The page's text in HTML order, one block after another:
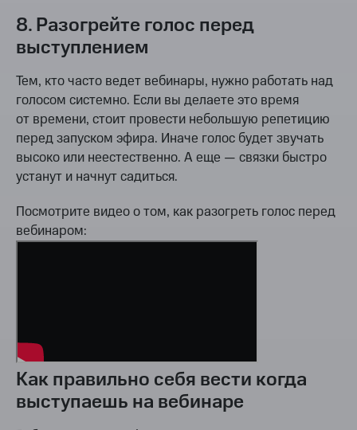
8. Разогрейте голос перед
выступлением
Тем, кто часто ведет вебинары, нужно работать над
голосом системно. Если вы делаете это время
от времени, стоит провести небольшую репетицию
перед запуском эфира. Иначе голос будет звучать
высоко или неестественно. А еще — связки быстро
устанут и начнут садиться.
Посмотрите видео о том, как разогреть голос перед
вебинаром:
Как правильно себя вести когда
выступаешь на вебинаре